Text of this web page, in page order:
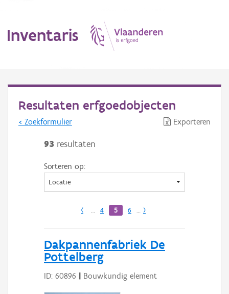
Inventaris
Erfgoedobject
Aanduidingsobject
Waarneming
Resultaten erfgoedobjecten
< Zoekformulier Exporteren
93 resultaten
Sorteren op:
‹ … 4 5 6 … ›
Dakpannenfabriek De
Pottelberg
ID: 60896 | Bouwkundig element